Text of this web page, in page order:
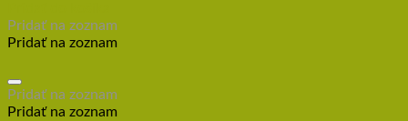
Pridať na zoznam
Pridať na zoznam
Pridať na zoznam
Pridať na zoznam